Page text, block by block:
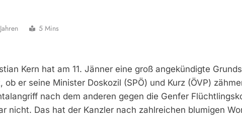
5 Mins
Kern hat am 11. Jänner eine groß angekündigte
ob er seine Minister Doskozil (SPÖ) und Kurz (ÖVP)
nach dem anderen gegen die Genfer
nicht. Das hat der Kanzler nach zahlreichen blumigen